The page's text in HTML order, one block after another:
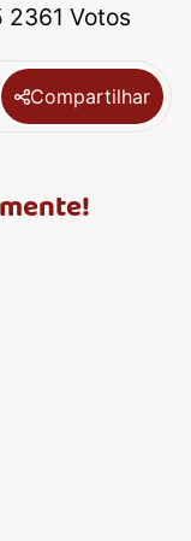
2361 Votos
Compartilhar